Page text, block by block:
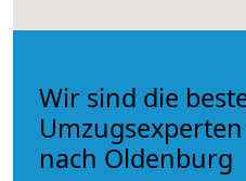
Wir sind die
nach Oldenburg